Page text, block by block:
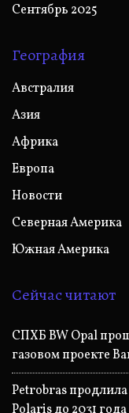
Сентябрь 2025
География
Австралия
Азия
Африка
Европа
Новости
Северная Америка
Южная Америка
Сейчас читают
СПХБ BW Opal
газовом проекте
Petrobras